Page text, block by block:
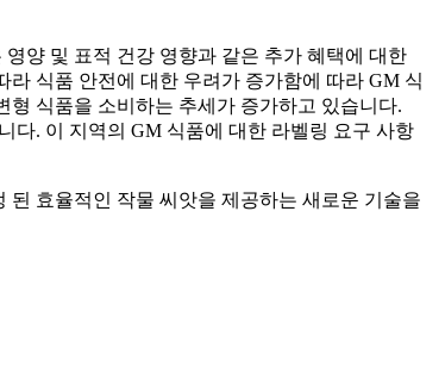
양 및 표적 건강 영향과 같은 추가 혜택에 대한
식품 안전에 대한 우려가 증가함에 따라 GM 식
식품을 소비하는 추세가 증가하고 있습니다.
다. 이 지역의 GM 식품에 대한 라벨링 요구 사항
효율적인 작물 씨앗을 제공하는 새로운 기술을